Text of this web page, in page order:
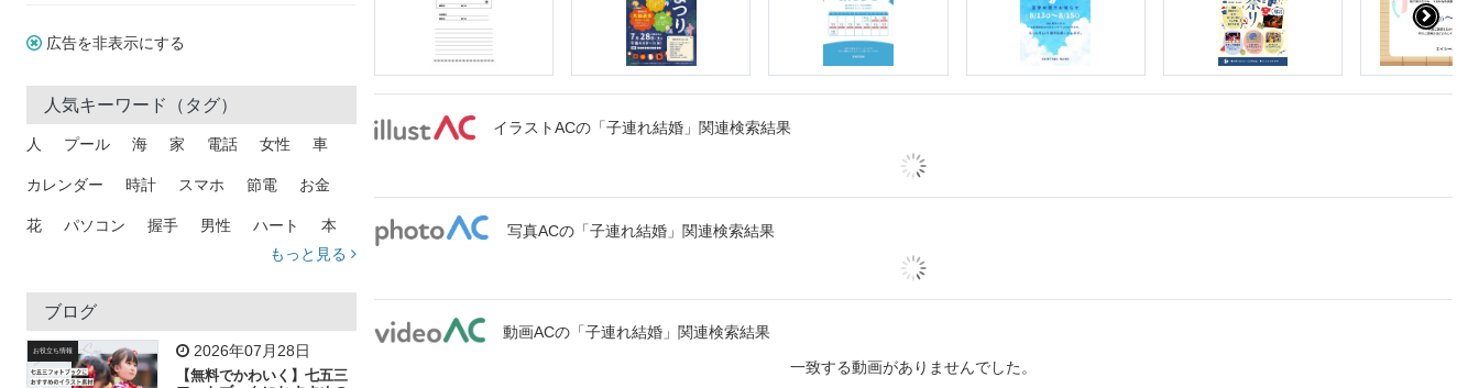
広告を非表示にする
人気キーワード（タグ）
人 プール 海 家 電話 女性 車
カレンダー 時計 スマホ 節電 お金
花 パソコン 握手 男性 ハート 本
トラック 木
吹き出し
飛行機 グラフ ビル 魚 家族 書類
もっと見る
ブログ
お役立ち情報 2026年07月28日
【無料でかわいく】七五三
イラストACの「子連れ結婚」関連検索結果
写真ACの「子連れ結婚」関連検索結果
動画ACの「子連れ結婚」関連検索結果
一致する動画がありませんでした。